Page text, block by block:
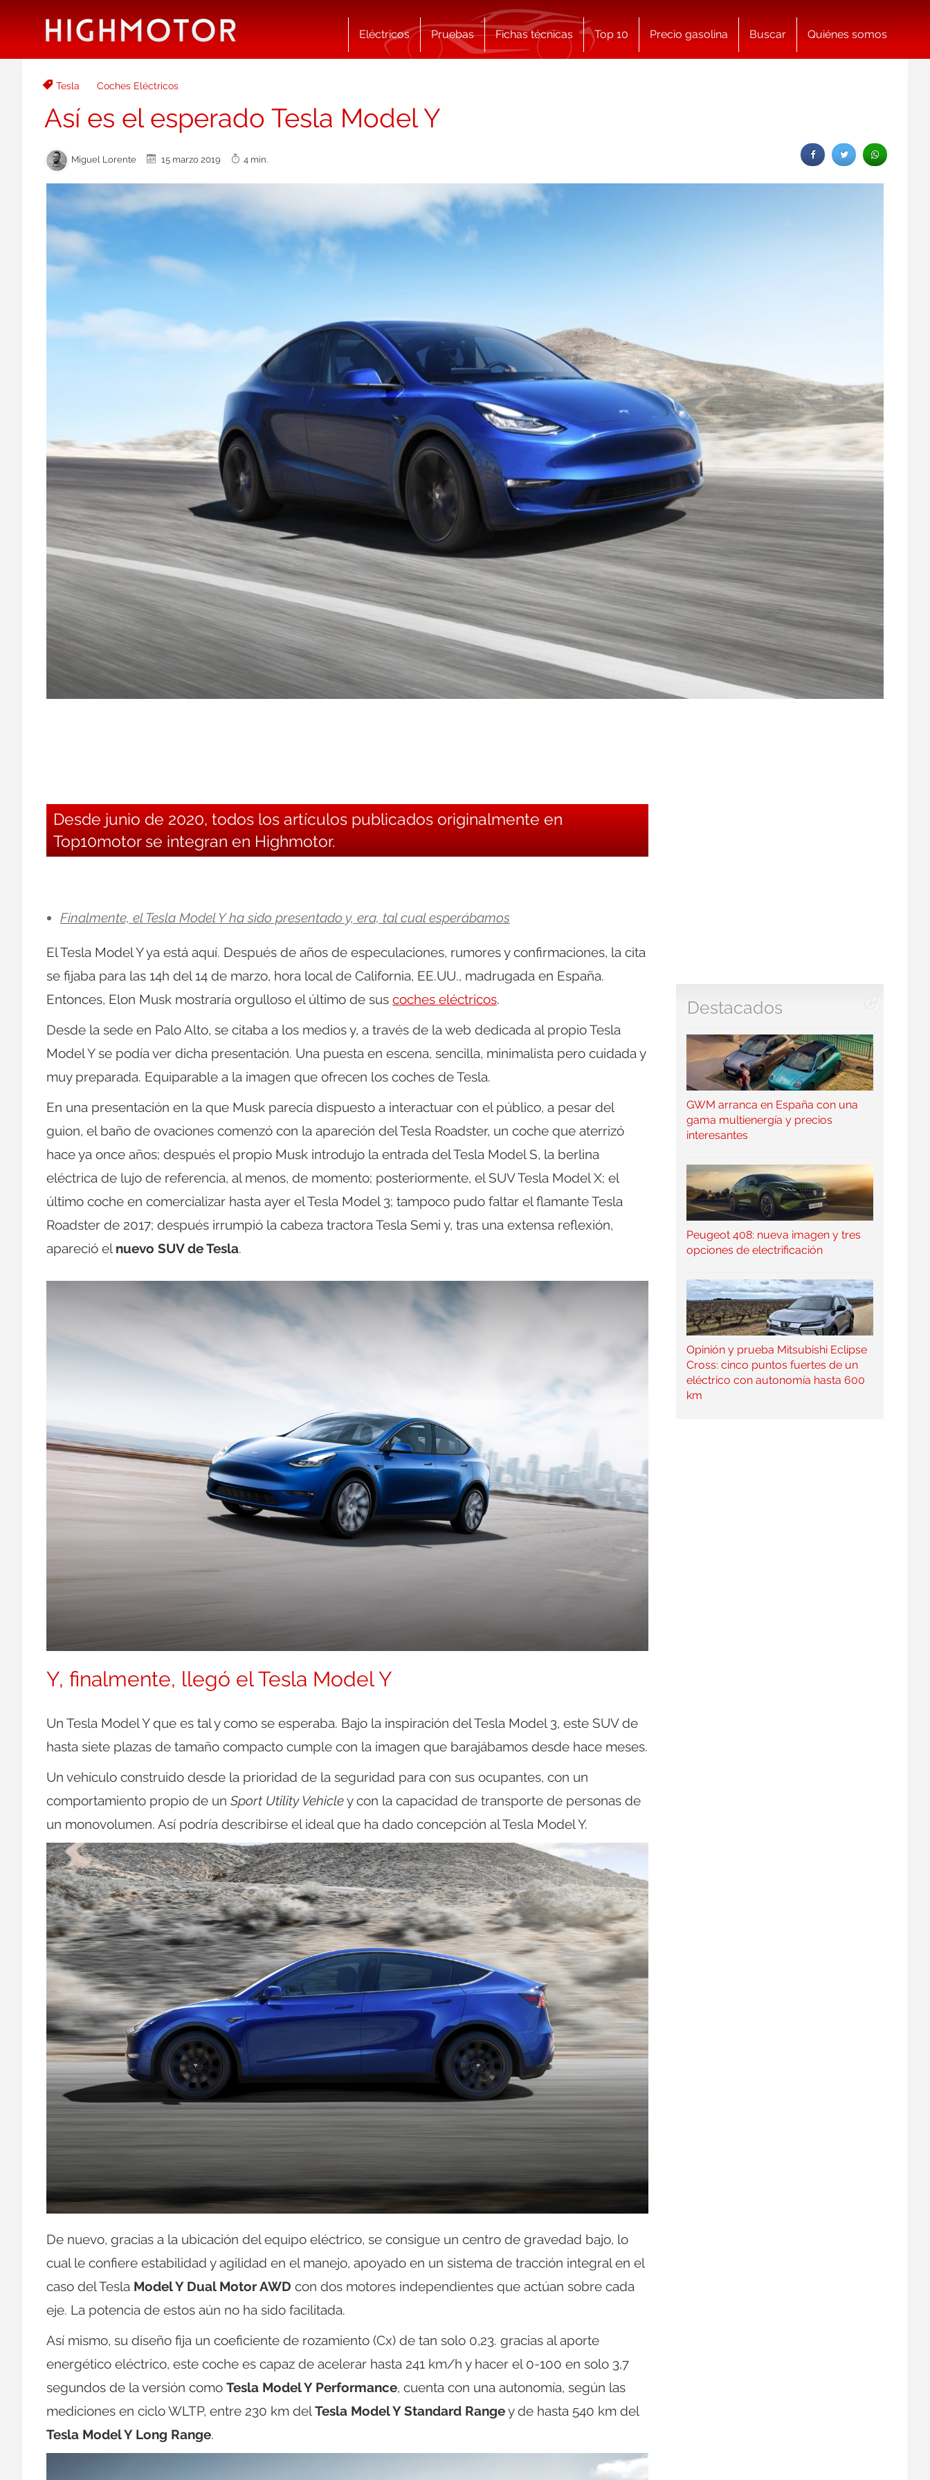
Eléctricos Pruebas Fichas técnicas Top 10 Precio gasolina Buscar Quiénes somos
Tesla Coches Eléctricos
Así es el esperado Tesla Model Y
Miguel Lorente 15 marzo 2019 4 min.
Desde junio de 2020, todos los artículos publicados originalmente en
Top10motor se integran en Highmotor.
Finalmente, el Tesla Model Y ha sido presentado y, era, tal cual esperábamos
El Tesla Model Y ya está aquí. Después de años de especulaciones, rumores y confirmaciones, la cita
se fijaba para las 14h del 14 de marzo, hora local de California, EE.UU., madrugada en España.
Entonces, Elon Musk mostraría orgulloso el último de sus coches eléctricos.
Desde la sede en Palo Alto, se citaba a los medios y, a través de la web dedicada al propio Tesla
Model Y se podía ver dicha presentación. Una puesta en escena, sencilla, minimalista pero cuidada y
muy preparada. Equiparable a la imagen que ofrecen los coches de Tesla.
En una presentación en la que Musk parecía dispuesto a interactuar con el público, a pesar del
guion, el baño de ovaciones comenzó con la apareción del Tesla Roadster, un coche que aterrizó
hace ya once años; después el propio Musk introdujo la entrada del Tesla Model S, la berlina
eléctrica de lujo de referencia, al menos, de momento; posteriormente, el SUV Tesla Model X; el
último coche en comercializar hasta ayer el Tesla Model 3; tampoco pudo faltar el flamante Tesla
Roadster de 2017; después irrumpió la cabeza tractora Tesla Semi y, tras una extensa reflexión,
apareció el nuevo SUV de Tesla.
Y, finalmente, llegó el Tesla Model Y
Un Tesla Model Y que es tal y como se esperaba. Bajo la inspiración del Tesla Model 3, este SUV de
hasta siete plazas de tamaño compacto cumple con la imagen que barajábamos desde hace meses.
Un vehículo construido desde la prioridad de la seguridad para con sus ocupantes, con un
comportamiento propio de un Sport Utility Vehicley con la capacidad de transporte de personas de
un monovolumen. Así podría describirse el ideal que ha dado concepción al Tesla Model Y.
De nuevo, gracias a la ubicación del equipo eléctrico, se consigue un centro de gravedad bajo, lo
cual le confiere estabilidad y agilidad en el manejo, apoyado en un sistema de tracción integral en el
caso del Tesla Model Y Dual Motor AWD con dos motores independientes que actúan sobre cada
eje. La potencia de estos aún no ha sido facilitada.
Así mismo, su diseño fija un coeficiente de rozamiento (Cx) de tan solo 0,23. gracias al aporte
energético eléctrico, este coche es capaz de acelerar hasta 241 km/h y hacer el 0-100 en solo 3,7
segundos de la versión como Tesla Model Y Performance, cuenta con una autonomía, según las
mediciones en ciclo WLTP, entre 230 km delTesla Model Y Standard Rangey de hasta 540 km del
Tesla Model Y Long Range.
Destacados
GWM arranca en España con una
gama multienergía y precios
interesantes
Peugeot 408: nueva imagen y tres
opciones de electrificación
Opinión y prueba Mitsubishi Eclipse
Cross: cinco puntos fuertes de un
eléctrico con autonomía hasta 600
km